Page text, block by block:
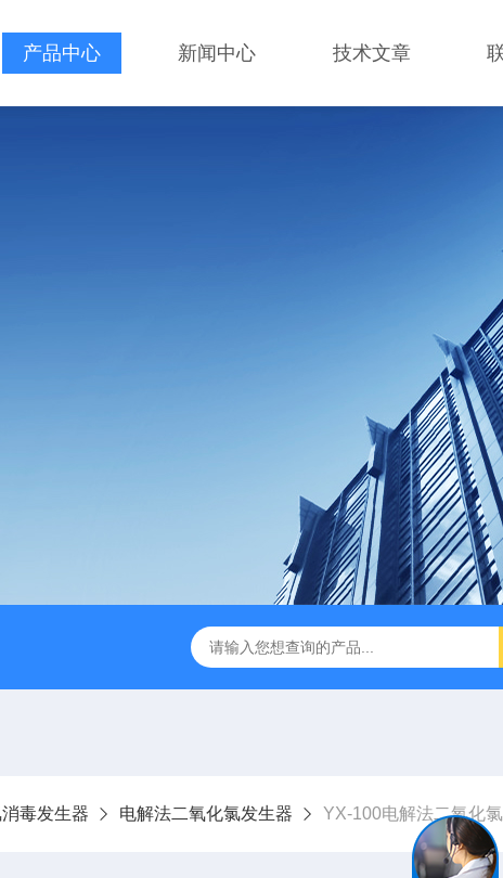
产品中心 新闻中心 技术文章
都一体化污水处理设备 电解法次氯酸钠发生器 二氧化氯发
毒发生器 电解法二氧化氯发生器 YX-100电解法二氧化